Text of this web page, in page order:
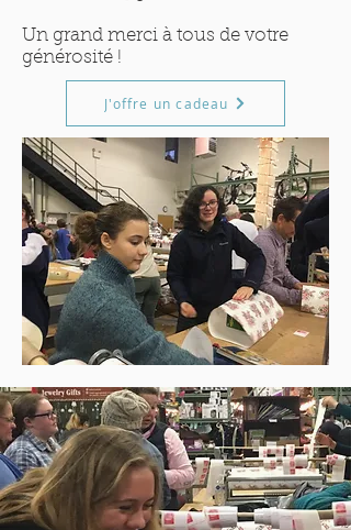
Un grand merci à tous de votre
générosité !
J'offre un cadeau